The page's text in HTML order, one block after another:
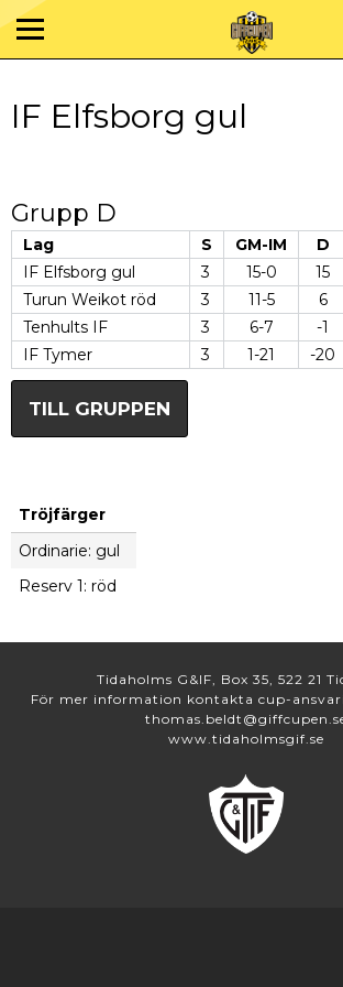
IF Elfsborg gul
Grupp D
Lag S GM-IM D
IF Elfsborg gul
3 15-0 15
Turun Weikot röd
3 11-5 6
Tenhults IF
3 6-7 -1
IF Tymer
3 1-21 -20
TILL GRUPPEN
Tröjfärger
Ordinarie: gul
Reserv 1: röd
Tidaholms G&IF, Box 35, 522 21
För mer information kontakta cup-
www.tidaholmsgif.se